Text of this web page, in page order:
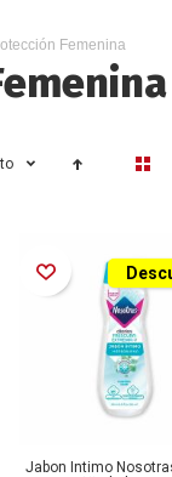
Femenina
Añadir a la Lista de Deseos
Jabon Intimo